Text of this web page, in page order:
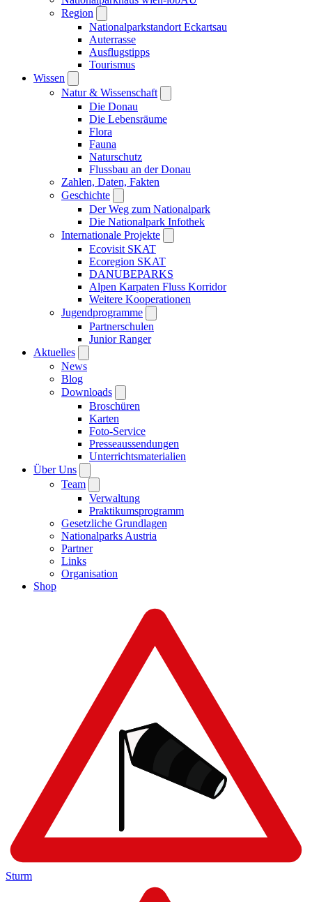
Region
Nationalparkstandort Eckartsau
Auterrasse
Ausflugstipps
Tourismus
Wissen
Natur & Wissenschaft
Die Donau
Die Lebensräume
Flora
Fauna
Naturschutz
Flussbau an der Donau
Zahlen, Daten, Fakten
Geschichte
Der Weg zum Nationalpark
Die Nationalpark Infothek
Internationale Projekte
Ecovisit SKAT
Ecoregion SKAT
DANUBEPARKS
Alpen Karpaten Fluss Korridor
Weitere Kooperationen
Jugendprogramme
Partnerschulen
Junior Ranger
Aktuelles
News
Blog
Downloads
Broschüren
Karten
Foto-Service
Presseaussendungen
Unterrichtsmaterialien
Über Uns
Team
Verwaltung
Praktikumsprogramm
Gesetzliche Grundlagen
Nationalparks Austria
Partner
Links
Organisation
Shop
Sturm